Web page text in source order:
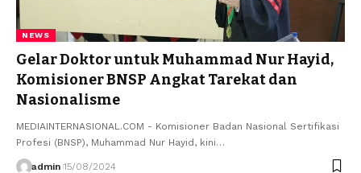
NEWS
Gelar Doktor untuk Muhammad Nur Hayid,
Komisioner BNSP Angkat Tarekat dan
Nasionalisme
MEDIAINTERNASIONAL.COM - Komisioner Badan Nasional Sertifikasi
Profesi (BNSP), Muhammad Nur Hayid, kini…
admin 15/08/2024